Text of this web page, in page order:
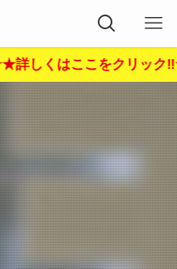
をクリック‼︎★★★